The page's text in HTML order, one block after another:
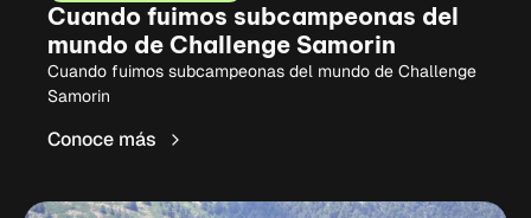
Cuando fuimos subcampeonas del
mundo de Challenge Samorin
Cuando fuimos subcampeonas del mundo de Challenge
Samorin
Conoce más